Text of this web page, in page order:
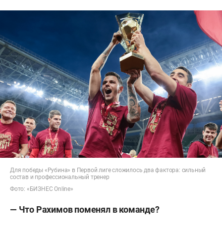
Для победы «Рубина» в Первой лиге сложилось два фактора: сильный
состав и профессиональный тренер
Фото: «БИЗНЕС Online»
— Что Рахимов поменял в команде?